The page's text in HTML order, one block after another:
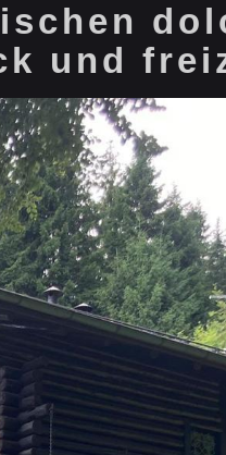
und